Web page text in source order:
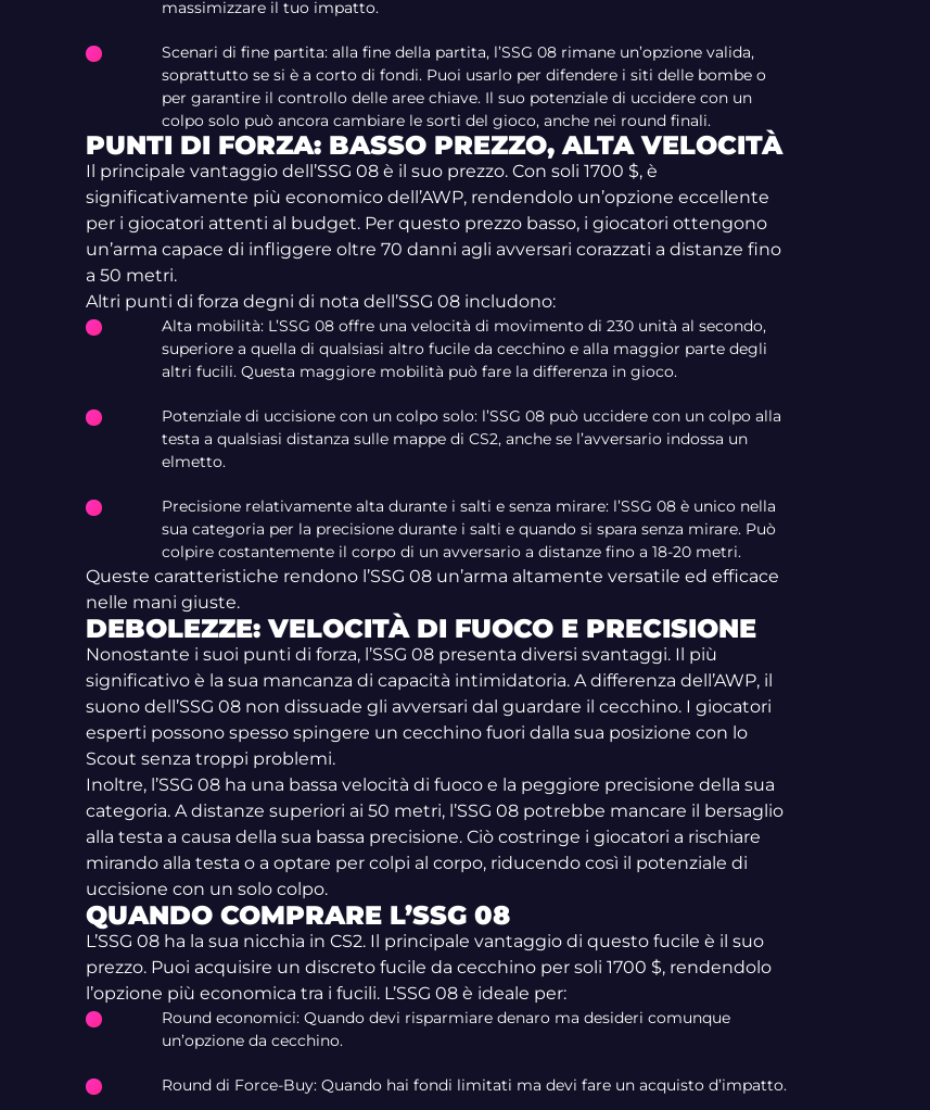
massimizzare il tuo impatto.
Scenari di fine partita: alla fine della partita, l’SSG 08 rimane un’opzione valida,
soprattutto se si è a corto di fondi. Puoi usarlo per difendere i siti delle bombe o
per garantire il controllo delle aree chiave. Il suo potenziale di uccidere con un
colpo solo può ancora cambiare le sorti del gioco, anche nei round finali.
PUNTI DI FORZA: BASSO PREZZO, ALTA VELOCITÀ
Il principale vantaggio dell’SSG 08 è il suo prezzo. Con soli 1700 $, è
significativamente più economico dell’AWP, rendendolo un’opzione eccellente
per i giocatori attenti al budget. Per questo prezzo basso, i giocatori ottengono
un’arma capace di infliggere oltre 70 danni agli avversari corazzati a distanze fino
a 50 metri.
Altri punti di forza degni di nota dell’SSG 08 includono:
Alta mobilità: L’SSG 08 offre una velocità di movimento di 230 unità al secondo,
superiore a quella di qualsiasi altro fucile da cecchino e alla maggior parte degli
altri fucili. Questa maggiore mobilità può fare la differenza in gioco.
Potenziale di uccisione con un colpo solo: l’SSG 08 può uccidere con un colpo alla
testa a qualsiasi distanza sulle mappe di CS2, anche se l’avversario indossa un
elmetto.
Precisione relativamente alta durante i salti e senza mirare: l’SSG 08 è unico nella
sua categoria per la precisione durante i salti e quando si spara senza mirare. Può
colpire costantemente il corpo di un avversario a distanze fino a 18-20 metri.
Queste caratteristiche rendono l’SSG 08 un’arma altamente versatile ed efficace
nelle mani giuste.
DEBOLEZZE: VELOCITÀ DI FUOCO E PRECISIONE
Nonostante i suoi punti di forza, l’SSG 08 presenta diversi svantaggi. Il più
significativo è la sua mancanza di capacità intimidatoria. A differenza dell’AWP, il
suono dell’SSG 08 non dissuade gli avversari dal guardare il cecchino. I giocatori
esperti possono spesso spingere un cecchino fuori dalla sua posizione con lo
Scout senza troppi problemi.
Inoltre, l’SSG 08 ha una bassa velocità di fuoco e la peggiore precisione della sua
categoria. A distanze superiori ai 50 metri, l’SSG 08 potrebbe mancare il bersaglio
alla testa a causa della sua bassa precisione. Ciò costringe i giocatori a rischiare
mirando alla testa o a optare per colpi al corpo, riducendo così il potenziale di
uccisione con un solo colpo.
QUANDO COMPRARE L’SSG 08
L’SSG 08 ha la sua nicchia in CS2. Il principale vantaggio di questo fucile è il suo
prezzo. Puoi acquisire un discreto fucile da cecchino per soli 1700 $, rendendolo
l’opzione più economica tra i fucili. L’SSG 08 è ideale per:
Round economici: Quando devi risparmiare denaro ma desideri comunque
un’opzione da cecchino.
Round di Force-Buy: Quando hai fondi limitati ma devi fare un acquisto d’impatto.